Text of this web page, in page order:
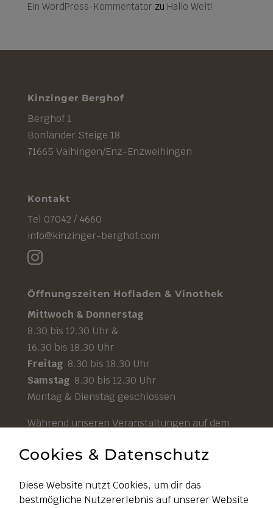
Ein WordPress-Kommentator zu Hallo Welt!
Kinzinger Berghof
Berghof 1
Bonlander Steige 18
71665 Vaihingen/Enz-Enzweihingen
Kontakt
Tel 07042 / 4660
info@kinzinger-berghof.com

Öffnungszeiten Hofladen & Vinothek
Mittwoch & Donnerstag
8.30 bis 12.30 Uhr &
16.30 bis 18.30 Uhr
Freitag8.30 bis 18.30 Uhr
Samstag8.30 bis 12.30 Uhr
Montag & Dienstag geschlossen
Während unseren Veranstaltungen auf dem
Cookies & Datenschutz
Diese Website nutzt Cookies, um dir das
bestmögliche Nutzererlebnis auf unserer Website